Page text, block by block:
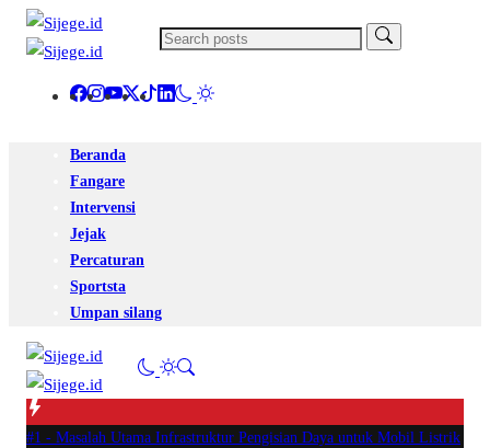
Beranda
Fangare
Intervensi
Jejak
Percaturan
Sportsta
Umpan silang
#1 - Masalah Utama Infrastruktur Pengisian Daya untuk Mobil Listrik